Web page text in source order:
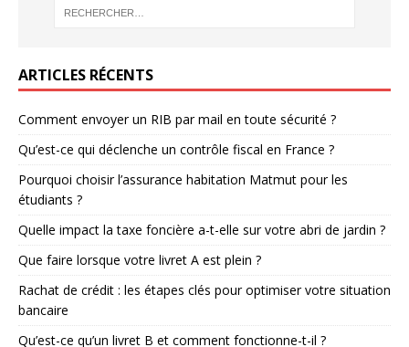
ARTICLES RÉCENTS
Comment envoyer un RIB par mail en toute sécurité ?
Qu’est-ce qui déclenche un contrôle fiscal en France ?
Pourquoi choisir l’assurance habitation Matmut pour les
étudiants ?
Quelle impact la taxe foncière a-t-elle sur votre abri de jardin ?
Que faire lorsque votre livret A est plein ?
Rachat de crédit : les étapes clés pour optimiser votre situation
bancaire
Qu’est-ce qu’un livret B et comment fonctionne-t-il ?